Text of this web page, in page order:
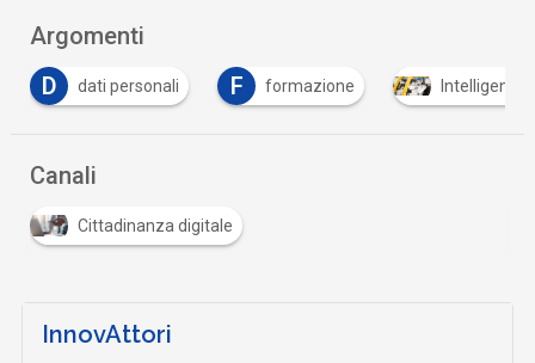
Argomenti
D
dati personali F formazione Intelligenza
Canali
Cittadinanza digitale
InnovAttori